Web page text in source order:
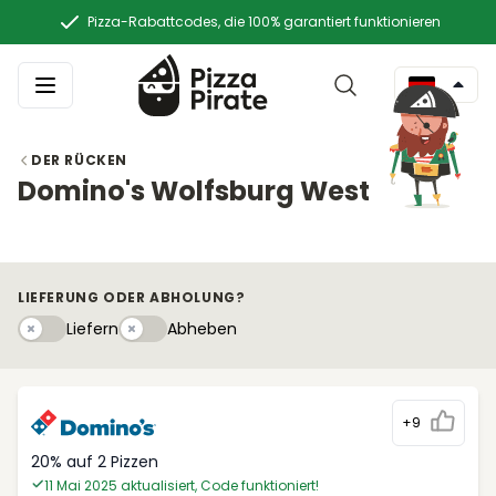
Pizza-Rabattcodes, die 100% garantiert funktionieren
DER RÜCKEN
Domino's Wolfsburg West
LIEFERUNG ODER ABHOLUNG?
LiefernLiefernAbhebeny
Abheben
+9
20% auf 2 Pizzen
11 Mai 2025 aktualisiert, Code funktioniert!